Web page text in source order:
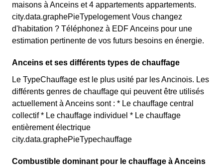
maisons à Anceins et 4 appartements appartements.
city.data.graphePieTypelogement Vous changez
d'habitation ? Téléphonez à EDF Anceins pour une
estimation pertinente de vos futurs besoins en énergie.
Anceins et ses différents types de chauffage
Le TypeChauffage est le plus usité par les Ancinois. Les
différents genres de chauffage qui peuvent être utilisés
actuellement à Anceins sont : * Le chauffage central
collectif * Le chauffage individuel * Le chauffage
entièrement électrique
city.data.graphePieTypechauffage
Combustible dominant pour le chauffage à Anceins